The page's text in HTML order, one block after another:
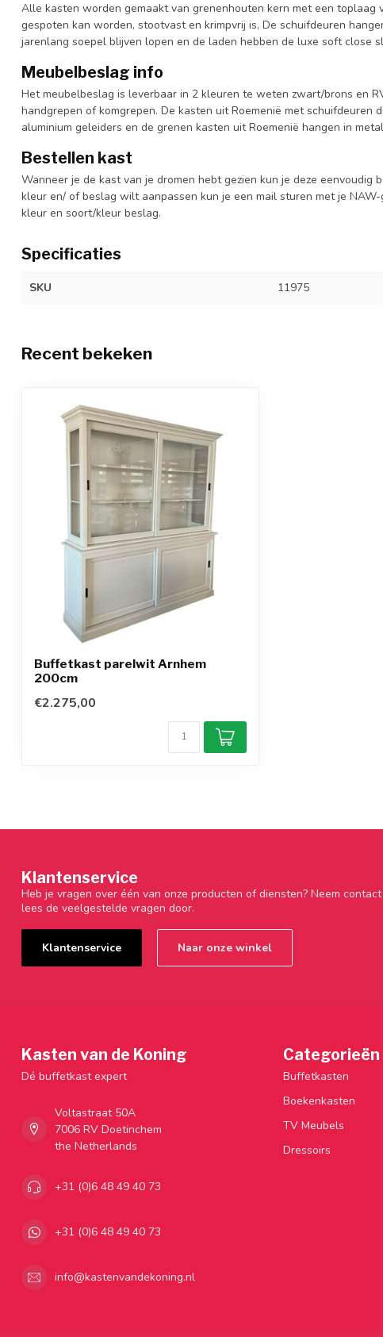
Alle kasten worden gemaakt van grenenhouten kern met een toplaag
gespoten kan worden, stootvast en krimpvrij is, De schuifdeuren
jarenlang soepel blijven lopen en de laden hebben de luxe soft close
Meubelbeslag info
Het meubelbeslag is leverbaar in 2 kleuren te weten zwart/brons en
handgrepen of komgrepen. De kasten uit Roemenië met schuifdeuren
aluminium geleiders en de grenen kasten uit Roemenië hangen in
Bestellen kast
Wanneer je de kast van je dromen hebt gezien kun je deze eenvoudig
kleur en/ of beslag wilt aanpassen kun je een mail sturen met je
kleur en soort/kleur beslag.
Specificaties
SKU 11975
Recent bekeken
Buffetkast parelwit Arnhem
200cm
€2.275,00
Klantenservice
Heb je vragen over één van onze producten of diensten? Neem
lees de veelgestelde vragen door.
Klantenservice Naar onze winkel
Kasten van de Koning
Dé buffetkast expert
Voltastraat 50A
7006 RV Doetinchem
the Netherlands
+31 (0)6 48 49 40 73
+31 (0)6 48 49 40 73
info@kastenvandekoning.nl
Categorieën
Buffetkasten
Boekenkasten
TV Meubels
Dressoirs